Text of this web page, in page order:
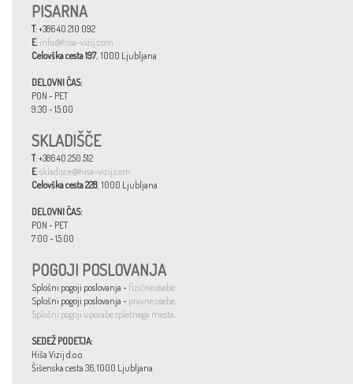
PISARNA
T: +386 40 210 092
E: info@hisa-vizij.com
Celovška cesta 197, 1000 Ljubljana
DELOVNI ČAS:
PON - PET
9:30 - 15:00
SKLADIŠČE
T: +386 40 250 512
E:skladisce@hisa-vizij.com
Celovška cesta 228, 1000 Ljubljana
DELOVNI ČAS:
PON - PET
7:00 - 15:00
POGOJI POSLOVANJA
Splošni pogoji poslovanja - fizične osebe
Splošni pogoji poslovanja - pravne osebe.
Splošni pogoji uporabe spletnega mesta.
SEDEŽ PODETJA:
Hiša Vizij d.o.o.
Šišenska cesta 36, 1000 Ljubljana